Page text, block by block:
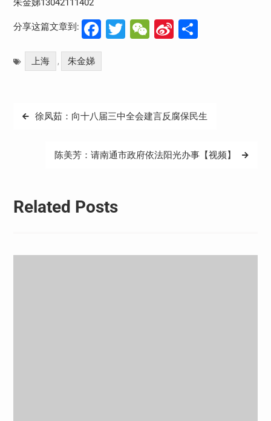
朱金娣13042111402
分享这篇文章到: Facebook
Twitter
WeChat
Sina分
上海 , 朱金娣
文
徐凤茹：向十八届三中全会建言反腐保民生
陈美芳：请南通市政府依法阳光办事【视频】
Related Posts